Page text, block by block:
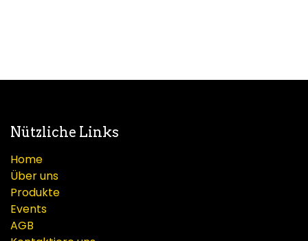
Nützliche Links
Home
Über uns
Produkte
Events
AGB